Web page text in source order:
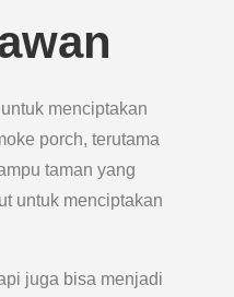
menciptakan
porch, terutama
taman yang
untuk menciptakan
juga bisa menjadi